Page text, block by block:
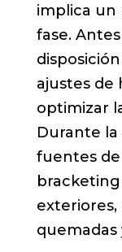
implica un
fase.
ajustes de
optimizar
Durante la
fuentes
quemadas